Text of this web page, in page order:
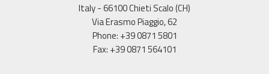
Italy - 66100 Chieti Scalo (CH)
Via Erasmo Piaggio, 62
Phone: +39 0871 5801
Fax: +39 0871 564101